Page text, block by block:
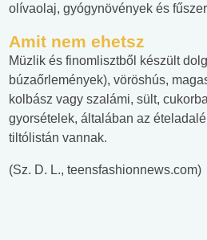
olívaolaj, gyógynövények és
Amit nem ehetsz
Müzlik és finomlisztből készült
búzaőrlemények), vöröshús,
kolbász vagy szalámi, sült,
gyorsételek, általában az
tiltólistán vannak.
(Sz. D. L., teensfashionnews.com)